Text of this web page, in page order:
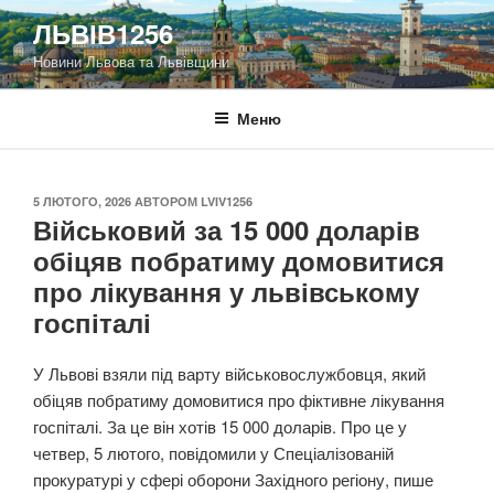
Перейти
до
вмісту
ЛЬВІВ1256
Новини Львова та Львівщини
Меню
ОПУБЛІКОВАНО
5 ЛЮТОГО, 2026 АВТОРОМ LVIV1256
Військовий за 15 000 доларів
обіцяв побратиму домовитися
про лікування у львівському
госпіталі
У Львові взяли під варту військовослужбовця, який
обіцяв побратиму домовитися про фіктивне лікування
госпіталі. За це він хотів 15 000 доларів. Про це у
четвер, 5 лютого, повідомили у Спеціалізованій
прокуратурі у сфері оборони Західного регіону, пише